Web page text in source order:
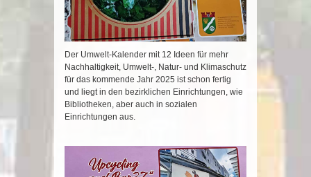
Der Umwelt-Kalender mit 12 Ideen für mehr
Nachhaltigkeit, Umwelt-, Natur- und Klimaschutz
für das kommende Jahr 2025 ist schon fertig
und liegt in den bezirklichen Einrichtungen, wie
Bibliotheken, aber auch in sozialen
Einrichtungen aus.